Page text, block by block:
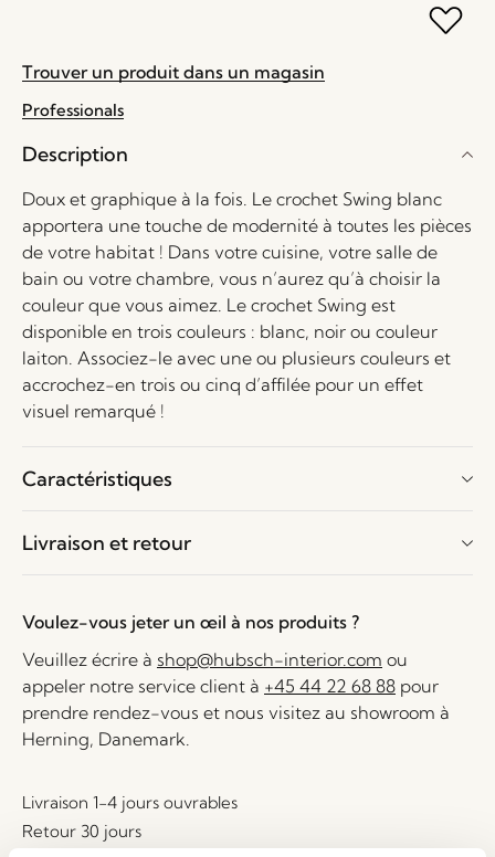
Trouver un produit dans un magasin
Professionals
Description
Doux et graphique à la fois. Le crochet Swing blanc
apportera une touche de modernité à toutes les pièces
de votre habitat ! Dans votre cuisine, votre salle de
bain ou votre chambre, vous n’aurez qu’à choisir la
couleur que vous aimez. Le crochet Swing est
disponible en trois couleurs : blanc, noir ou couleur
laiton. Associez-le avec une ou plusieurs couleurs et
accrochez-en trois ou cinq d’affilée pour un effet
visuel remarqué !
Caractéristiques
Livraison et retour
Voulez-vous jeter un œil à nos produits ?
Veuillez écrire à shop@hubsch-interior.com ou
appeler notre service client à +45 44 22 68 88 pour
prendre rendez-vous et nous visitez au showroom à
Herning, Danemark.
Livraison 1-4 jours ouvrables
Retour 30 jours